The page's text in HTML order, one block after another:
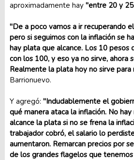
aproximadamente hay "entre 20 y
"De a poco vamos a ir recuperando
pero si seguimos con la inflación se
hay plata que alcance. Los 10 pesos
con los 100, y eso ya no sirve, ahora
Realmente la plata hoy no sirve para
Barrionuevo.
Y agregó: "Indudablemente el
qué manera ataca la inflación. No
alcance la plata si no se frena la
trabajador cobró, el salario lo
aumentaron. Remarcan precios por
de los grandes flagelos que